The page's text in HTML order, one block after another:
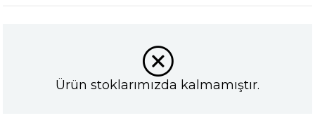
Ürün stoklarımızda kalmamıştır.